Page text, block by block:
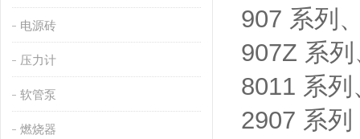
电源砖
压力计
软管泵
燃烧器
907 系列
907Z 系
8011 系
2907 系列